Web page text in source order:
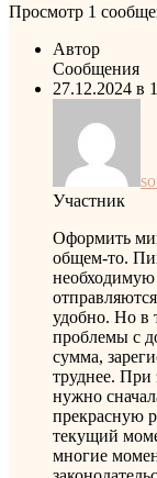
Просмотр 1
Автор
Сообщения
27.12.2024 в
Участник
Оформить
общем-то.
необходимую
удобно. Но в
проблемы с
сумма,
труднее. При
нужно
прекрасную
текущий
многие